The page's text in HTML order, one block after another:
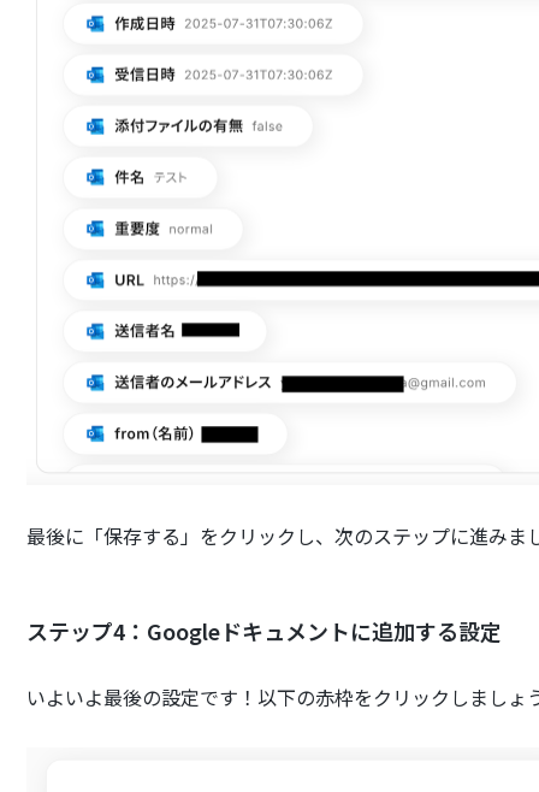
最後に「保存する」をクリックし、次のステップに進みま
ステップ4：Googleドキュメントに追加する設定
いよいよ最後の設定です！以下の赤枠をクリックしましょ